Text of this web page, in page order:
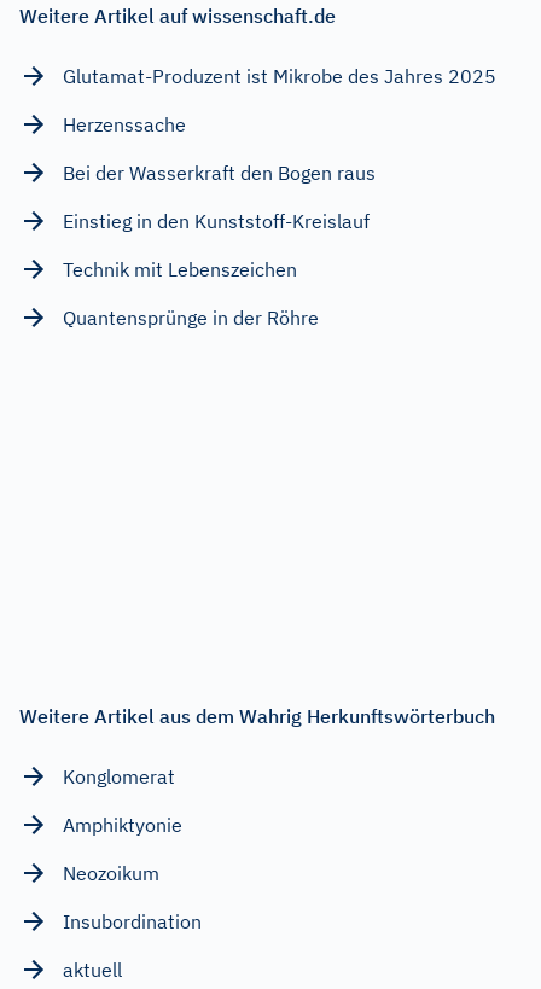
Weitere Artikel auf wissenschaft.de
Glutamat-Produzent ist Mikrobe des Jahres 2025
Herzenssache
Bei der Wasserkraft den Bogen raus
Einstieg in den Kunststoff-Kreislauf
Technik mit Lebenszeichen
Quantensprünge in der Röhre
Weitere Artikel aus dem Wahrig Herkunftswörterbuch
Konglomerat
Amphiktyonie
Neozoikum
Insubordination
aktuell